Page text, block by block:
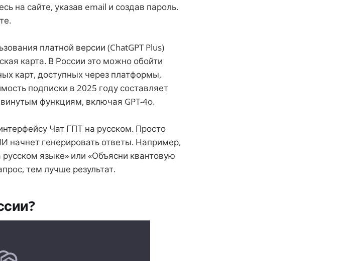
на сайте, указав email и создав пароль.
платной версии (ChatGPT Plus)
карта. В России это можно обойти
карт, доступных через платформы,
подписки в 2025 году составляет
функциям, включая GPT-4o.
Чат ГПТ на русском. Просто
начнет генерировать ответы. Например,
языке» или «Объясни квантовую
тем лучше результат.